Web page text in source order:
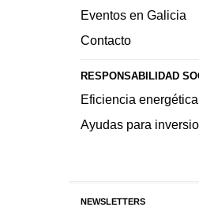
Eventos en Galicia
Contacto
RESPONSABILIDAD
Eficiencia energética
Ayudas para
NEWSLETTERS